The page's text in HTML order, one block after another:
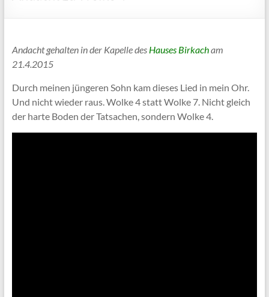
Andacht gehalten in der Kapelle des Hauses Birkacham
21.4.2015
Durch meinen jüngeren Sohn kam dieses Lied in mein Ohr.
Und nicht wieder raus. Wolke 4 statt Wolke 7. Nicht gleich
der harte Boden der Tatsachen, sondern Wolke 4.